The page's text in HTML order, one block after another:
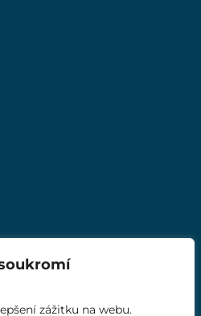
zážitku na webu.